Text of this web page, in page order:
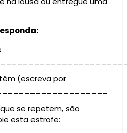
(escreva por
se repetem, são
esta estrofe: